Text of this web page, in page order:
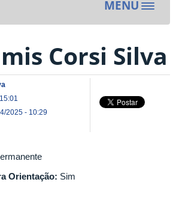
MENU
Toggle
Corsi Silva
2025 - 10:29
Orientação: Sim